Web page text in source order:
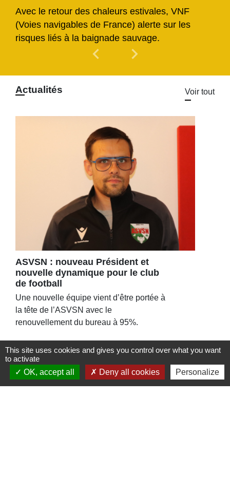
Avec le retour des chaleurs estivales, VNF
(Voies navigables de France) alerte sur les
risques liés à la baignade sauvage.
chevron_left Previous
chevron_right
Actualités Voir tout
ASVSN : nouveau Président et
nouvelle dynamique pour le club
de football
Une nouvelle équipe vient d’être portée à
la tête de l’ASVSN avec le
renouvellement du bureau à 95%.
Contacts
This site uses cookies and gives you control over what you want
to activate
OK, accept all
Deny all cookies Personalize